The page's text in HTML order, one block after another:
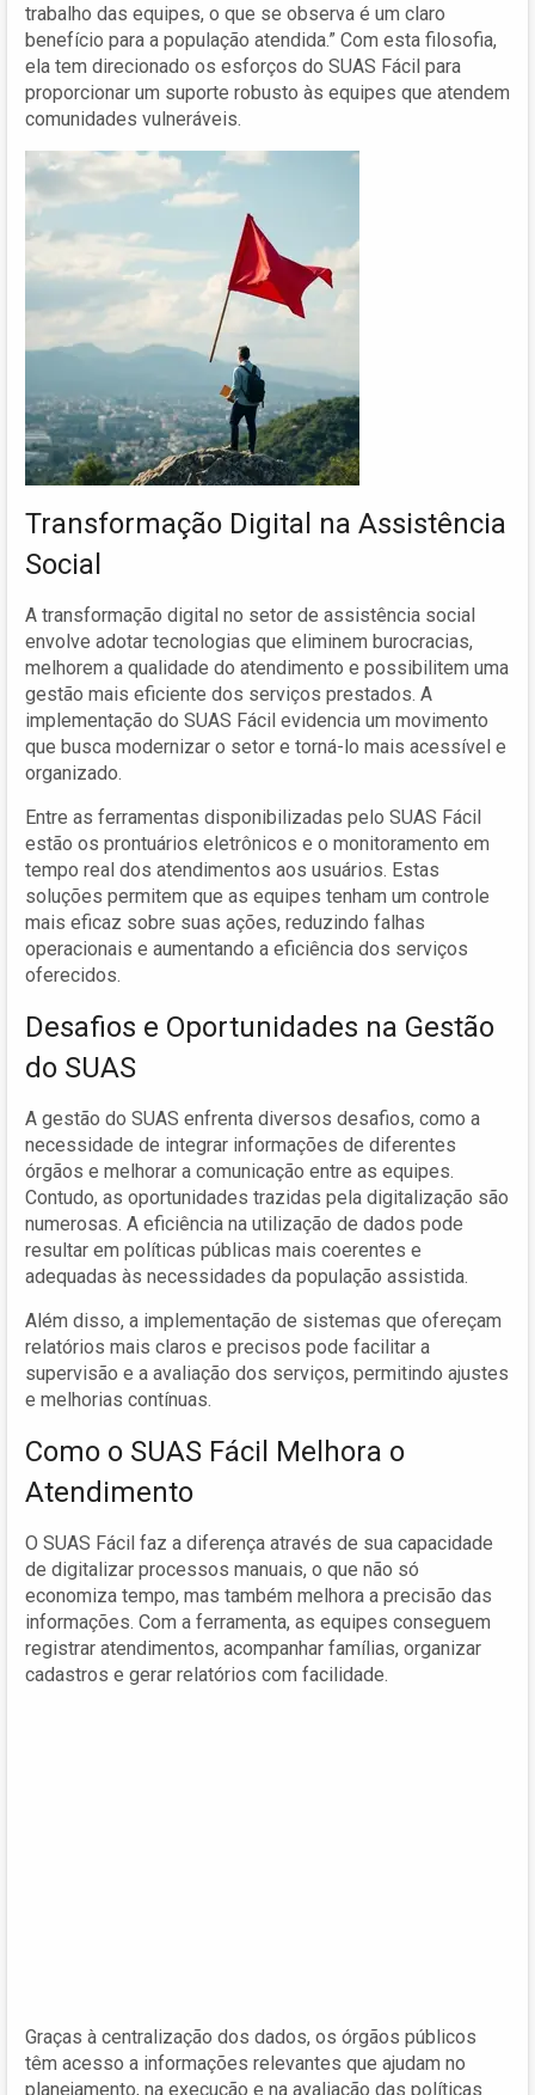
trabalho das equipes, o que se observa é um claro
benefício para a população atendida.” Com esta filosofia,
ela tem direcionado os esforços do SUAS Fácil para
proporcionar um suporte robusto às equipes que atendem
comunidades vulneráveis.
Transformação Digital na Assistência
Social
A transformação digital no setor de assistência social
envolve adotar tecnologias que eliminem burocracias,
melhorem a qualidade do atendimento e possibilitem uma
gestão mais eficiente dos serviços prestados. A
implementação do SUAS Fácil evidencia um movimento
que busca modernizar o setor e torná-lo mais acessível e
organizado.
Entre as ferramentas disponibilizadas pelo SUAS Fácil
estão os prontuários eletrônicos e o monitoramento em
tempo real dos atendimentos aos usuários. Estas
soluções permitem que as equipes tenham um controle
mais eficaz sobre suas ações, reduzindo falhas
operacionais e aumentando a eficiência dos serviços
oferecidos.
Desafios e Oportunidades na Gestão
do SUAS
A gestão do SUAS enfrenta diversos desafios, como a
necessidade de integrar informações de diferentes
órgãos e melhorar a comunicação entre as equipes.
Contudo, as oportunidades trazidas pela digitalização são
numerosas. A eficiência na utilização de dados pode
resultar em políticas públicas mais coerentes e
adequadas às necessidades da população assistida.
Além disso, a implementação de sistemas que ofereçam
relatórios mais claros e precisos pode facilitar a
supervisão e a avaliação dos serviços, permitindo ajustes
e melhorias contínuas.
Como o SUAS Fácil Melhora o
Atendimento
O SUAS Fácil faz a diferença através de sua capacidade
de digitalizar processos manuais, o que não só
economiza tempo, mas também melhora a precisão das
informações. Com a ferramenta, as equipes conseguem
registrar atendimentos, acompanhar famílias, organizar
cadastros e gerar relatórios com facilidade.
Graças à centralização dos dados, os órgãos públicos
têm acesso a informações relevantes que ajudam no
planejamento, na execução e na avaliação das políticas